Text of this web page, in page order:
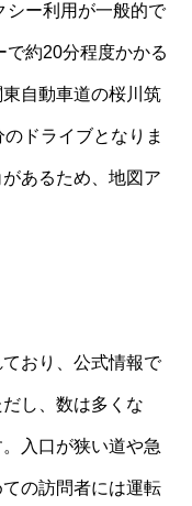
シー利用が一般的で
で約20分程度かかる
自動車道の桜川筑
ドライブとなりま
あるため、地図ア
おり、公式情報で
し、数は多くな
入口が狭い道や急
の訪問者には運転